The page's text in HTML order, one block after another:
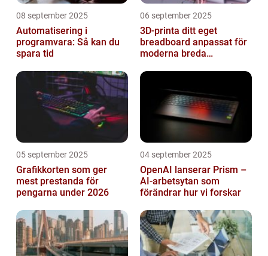
08 september 2025
Automatisering i
programvara: Så kan du
spara tid
06 september 2025
3D-printa ditt eget
breadboard anpassat för
moderna breda
05 september 2025
Grafikkorten som ger
mest prestanda för
pengarna under 2026
04 september 2025
OpenAI lanserar Prism –
AI-arbetsytan som
förändrar hur vi forskar